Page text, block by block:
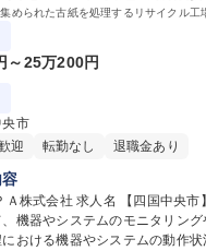
められた古紙を処理するリサイクル
～25万200円
央市
迎
転勤なし 退職金あり
連休あり/研修充実◎ 仕事の内容 企業や家庭から集められた古紙を処理するリサイ
器やシステムのモニタリングや機器の
おける機器やシステムの動作